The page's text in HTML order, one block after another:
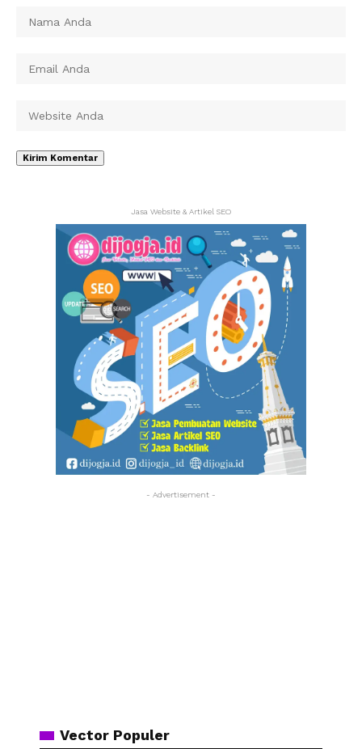
Jasa Website & Artikel SEO
- Advertisement -
Vector Populer